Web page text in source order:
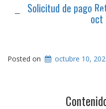
Solicitud de pago
oct
Posted on octubre 10,